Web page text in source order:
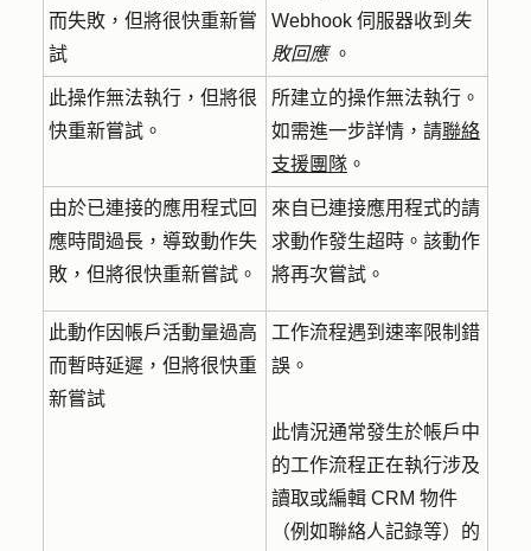
而失敗，但將很快重新嘗
試
Webhook 伺服器收到 失
敗回應 。
此操作無法執行，但將很
快重新嘗試。
所建立的操作無法執行。
如需進一步詳情，請聯絡
支援團隊 。
由於已連接的應用程式回
應時間過長，導致動作失
敗，但將很快重新嘗試。
來自已連接應用程式的請
求動作發生超時。該動作
將再次嘗試。
此動作因帳戶活動量過高
而暫時延遲，但將很快重
新嘗試
工作流程遇到速率限制錯
誤。
此情況通常發生於帳戶中
的工作流程正在執行涉及
讀取或編輯 CRM 物件
（例如聯絡人記錄等）的